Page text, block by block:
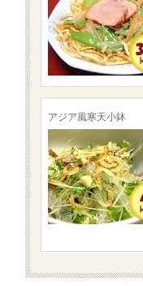
アジア風寒天小鉢